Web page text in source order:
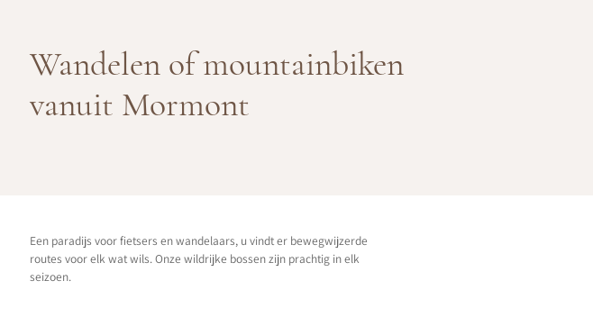
Wandelen of mountainbiken
vanuit Mormont
Een paradijs voor fietsers en wandelaars, u vindt er bewegwijzerde
routes voor elk wat wils. Onze wildrijke bossen zijn prachtig in elk
seizoen.